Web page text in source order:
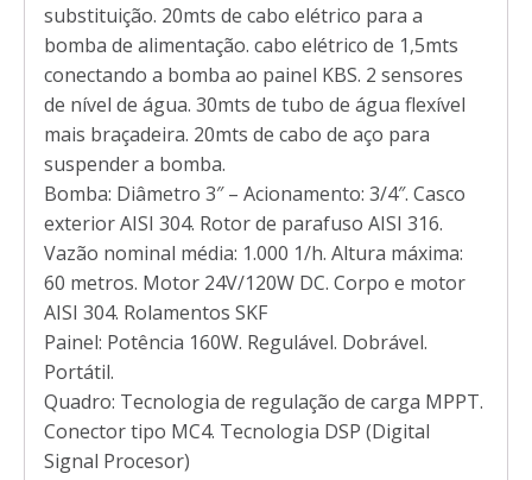
substituição. 20mts de cabo elétrico para a
bomba de alimentação. cabo elétrico de 1,5mts
conectando a bomba ao painel KBS. 2 sensores
de nível de água. 30mts de tubo de água flexível
mais braçadeira. 20mts de cabo de aço para
suspender a bomba.
Bomba: Diâmetro 3″ – Acionamento: 3/4″. Casco
exterior AISI 304. Rotor de parafuso AISI 316.
Vazão nominal média: 1.000 1/h. Altura máxima:
60 metros. Motor 24V/120W DC. Corpo e motor
AISI 304. Rolamentos SKF
Painel: Potência 160W. Regulável. Dobrável.
Portátil.
Quadro: Tecnologia de regulação de carga MPPT.
Conector tipo MC4. Tecnologia DSP (Digital
Signal Procesor)